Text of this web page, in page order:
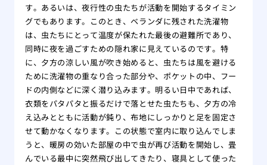
す。あるいは、夜行性の虫たちが活動を開始するタイミン
グでもあります。このとき、ベランダに残された洗濯物
は、虫たちにとって温度が保たれた最後の避難所であり、
同時に夜を過ごすための隠れ家に見えているのです。特
に、夕方の涼しい風が吹き始めると、虫たちは風を避ける
ために洗濯物の重なり合った部分や、ポケットの中、フー
ドの内側などに深く潜り込みます。明るい日中であれば、
衣類をパタパタと振るだけで落とせた虫たちも、夕方の冷
え込みとともに活動が鈍り、布地にしっかりと足を固定さ
せて動かなくなります。この状態で室内に取り込んでしま
うと、暖房の効いた部屋の中で虫が再び活動を開始し、畳
んでいる最中に突然飛び出してきたり、寝具として使った